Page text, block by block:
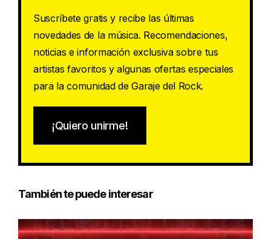
Suscríbete gratis y recibe las últimas
novedades de la música. Recomendaciones,
noticias e información exclusiva sobre tus
artistas favoritos y algunas ofertas especiales
para la comunidad de Garaje del Rock.
¡Quiero unirme!
También te puede interesar